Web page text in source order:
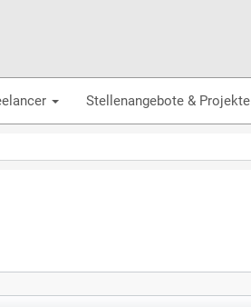
Stellenangebote & Projekte